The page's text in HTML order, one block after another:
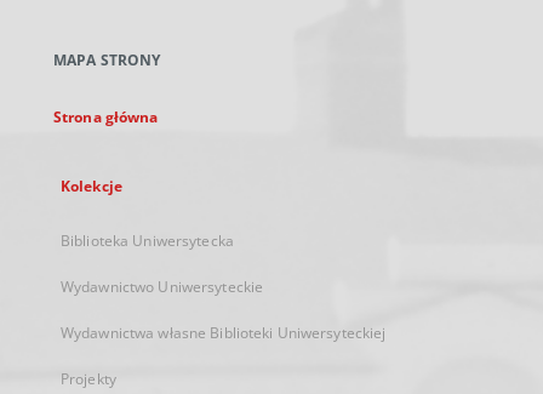
karcie
MAPA STRONY
Strona główna
Kolekcje
Biblioteka Uniwersytecka
Wydawnictwo Uniwersyteckie
Wydawnictwa własne Biblioteki Uniwersyteckiej
Projekty